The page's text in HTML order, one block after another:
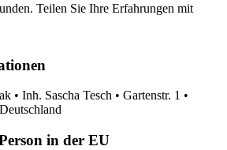
Teilen Sie Ihre Erfahrungen mit
• Inh. Sascha Tesch • Gartenstr. 1 •
in der EU